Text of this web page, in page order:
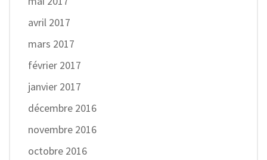
avril 2017
mars 2017
février 2017
janvier 2017
décembre 2016
novembre 2016
octobre 2016